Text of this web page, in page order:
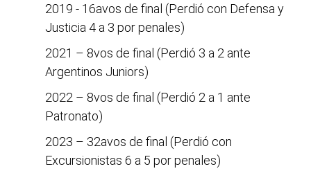
2019 - 16avos de final (Perdió con Defensa y
Justicia 4 a 3 por penales)
2021 – 8vos de final (Perdió 3 a 2 ante
Argentinos Juniors)
2022 – 8vos de final (Perdió 2 a 1 ante
Patronato)
2023 – 32avos de final (Perdió con
Excursionistas 6 a 5 por penales)